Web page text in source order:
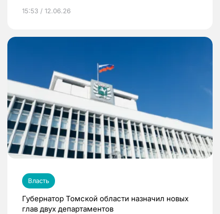
15:53 / 12.06.26
Власть
Губернатор Томской области назначил новых
глав двух департаментов